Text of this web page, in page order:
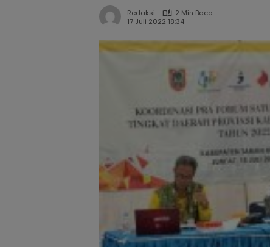
Redaksi
2 Min Baca
17 Juli 2022 18:34